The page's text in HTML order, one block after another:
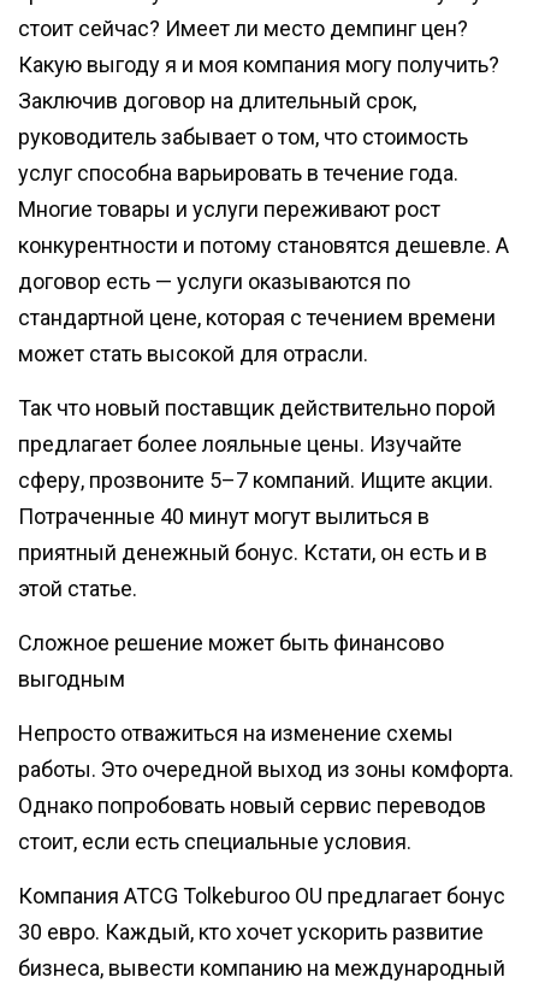
стоит сейчас? Имеет ли место демпинг цен?
Какую выгоду я и моя компания могу получить?
Заключив договор на длительный срок,
руководитель забывает о том, что стоимость
услуг способна варьировать в течение года.
Многие товары и услуги переживают рост
конкурентности и потому становятся дешевле. А
договор есть — услуги оказываются по
стандартной цене, которая с течением времени
может стать высокой для отрасли.
Так что новый поставщик действительно порой
предлагает более лояльные цены. Изучайте
сферу, прозвоните 5–7 компаний. Ищите акции.
Потраченные 40 минут могут вылиться в
приятный денежный бонус. Кстати, он есть и в
этой статье.
Сложное решение может быть финансово
выгодным
Непросто отважиться на изменение схемы
работы. Это очередной выход из зоны комфорта.
Однако попробовать новый сервис переводов
стоит, если есть специальные условия.
Компания ATCG Tolkeburoo OU предлагает бонус
30 евро. Каждый, кто хочет ускорить развитие
бизнеса, вывести компанию на международный